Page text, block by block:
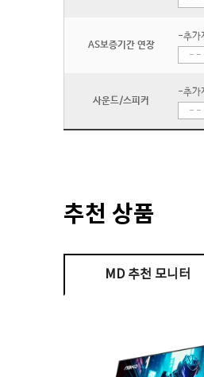
AS보증기간 연장
-추가
사운드/스피커
-추가
추천 상품
MD 추천 모니터